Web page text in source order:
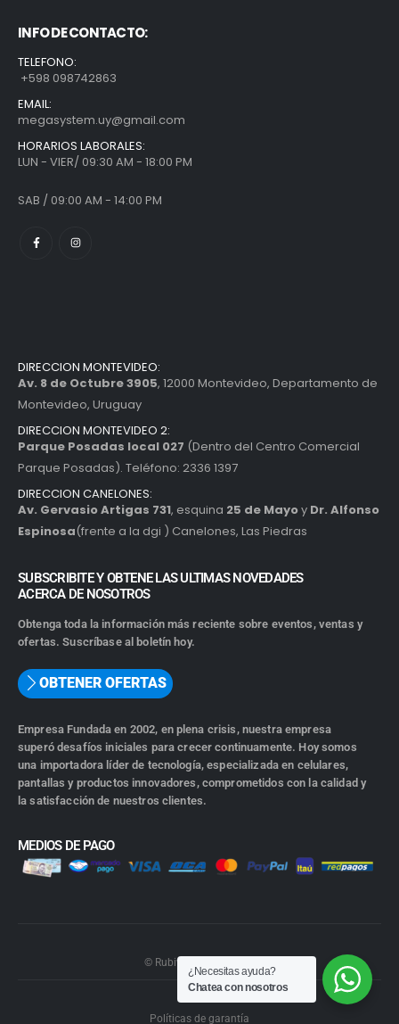
INFO DE CONTACTO:
TELEFONO:
+598 098742863
EMAIL:
megasystem.uy@gmail.com
HORARIOS LABORALES:
LUN - VIER/ 09:30 AM - 18:00 PM
SAB / 09:00 AM - 14:00 PM
DIRECCION MONTEVIDEO:
Av. 8 de Octubre 3905, 12000 Montevideo, Departamento de
Montevideo, Uruguay
DIRECCION MONTEVIDEO 2:
Parque Posadas local 027 (Dentro del Centro Comercial
Parque Posadas). Teléfono: 2336 1397
DIRECCION CANELONES:
Av. Gervasio Artigas 731, esquina 25 de Mayoy Dr. Alfonso
Espinosa(frente a la dgi ) Canelones, Las Piedras
SUBSCRIBITE Y OBTENE LAS ULTIMAS NOVEDADES
ACERCA DE NOSOTROS
Obtenga toda la información más reciente sobre eventos, ventas y
ofertas. Suscríbase al boletín hoy.
OBTENER OFERTAS
Empresa Fundada en 2002, en plena crisis, nuestra empresa
superó desafíos iniciales para crecer continuamente. Hoy somos
una importadora líder de tecnología, especializada en celulares,
pantallas y productos innovadores, comprometidos con la calidad y
la satisfacción de nuestros clientes.
MEDIOS DE PAGO
© Rubiwebs.com 2026.
Políticas de garantía
¿Necesitas ayuda?
Chatea con nosotros